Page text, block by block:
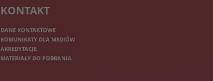
KONTAKT
DANE KONTAKTOWE
KOMUNIKATY DLA MEDIÓW
AKREDYTACJE
MATERIAŁY DO POBRANIA